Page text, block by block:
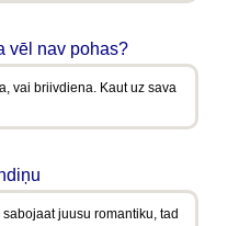
vēl nav pohas?
vai briivdiena. Kaut uz sava
juusu romantiku, tad